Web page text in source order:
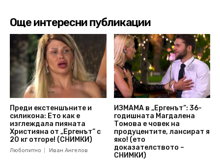
Още интересни публикации
Преди екстеншъните и
силикона: Ето как е
изглеждала пияната
Християна от „Ергенът“ с
20 кг отгоре! (СНИМКИ)
Любопитно Иван Ангелов
ИЗМАМА в „Ергенът“: 36-
годишната Магдалена
Томова е човек на
продуцентите, лансират я
яко! (ето
доказателството –
СНИМКИ)